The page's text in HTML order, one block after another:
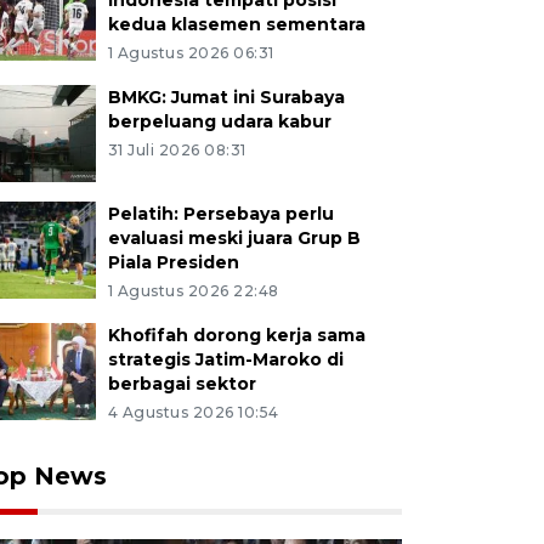
kedua klasemen sementara
1 Agustus 2026 06:31
BMKG: Jumat ini Surabaya
berpeluang udara kabur
31 Juli 2026 08:31
Pelatih: Persebaya perlu
evaluasi meski juara Grup B
Piala Presiden
1 Agustus 2026 22:48
Khofifah dorong kerja sama
strategis Jatim-Maroko di
berbagai sektor
4 Agustus 2026 10:54
News